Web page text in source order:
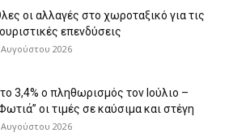
οι αλλαγές στο χωροταξικό για τις
επενδύσεις
2026
3,4% ο πληθωρισμός τον Ιούλιο –
οι τιμές σε καύσιμα και στέγη
2026